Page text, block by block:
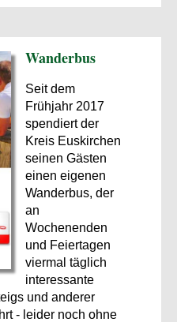
Wander­bus
Seit dem
Frühjahr 2017
spendiert der
Kreis Euskirchen
seinen Gästen
einen eigenen
Wanderbus, der
an
Wochenenden
und Feiertagen
viermal täglich
interessante
und anderer
- leider noch ohne